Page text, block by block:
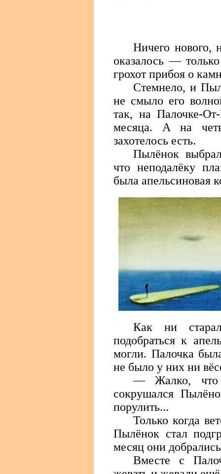
Ничего нового,
оказалось —
грохот прибоя о
Стемнело, и
не смыло его
так, на Палочке-
месяца. А на
захотелось есть.
Пылёнок
что неподалёку
была апельсиновая
Как ни
подобраться к
могли. Палочка
не было у них ни
— Жалко,
сокрушался
порулить...
Только когда
Пылёнок стал
месяц они
Вместе с